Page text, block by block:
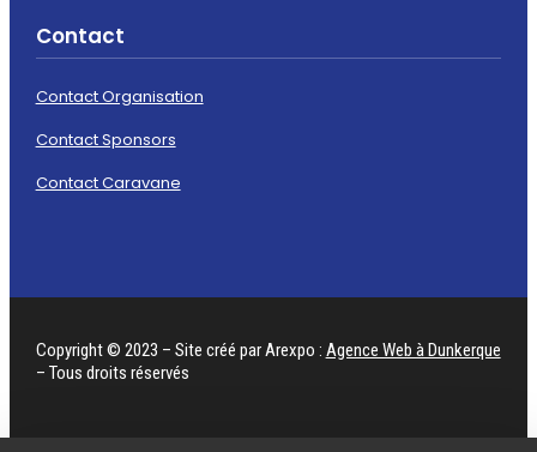
Contact
Contact Organisation
Contact Sponsors
Contact Caravane
Copyright © 2023 – Site créé par Arexpo : Agence Web à Dunkerque
– Tous droits réservés